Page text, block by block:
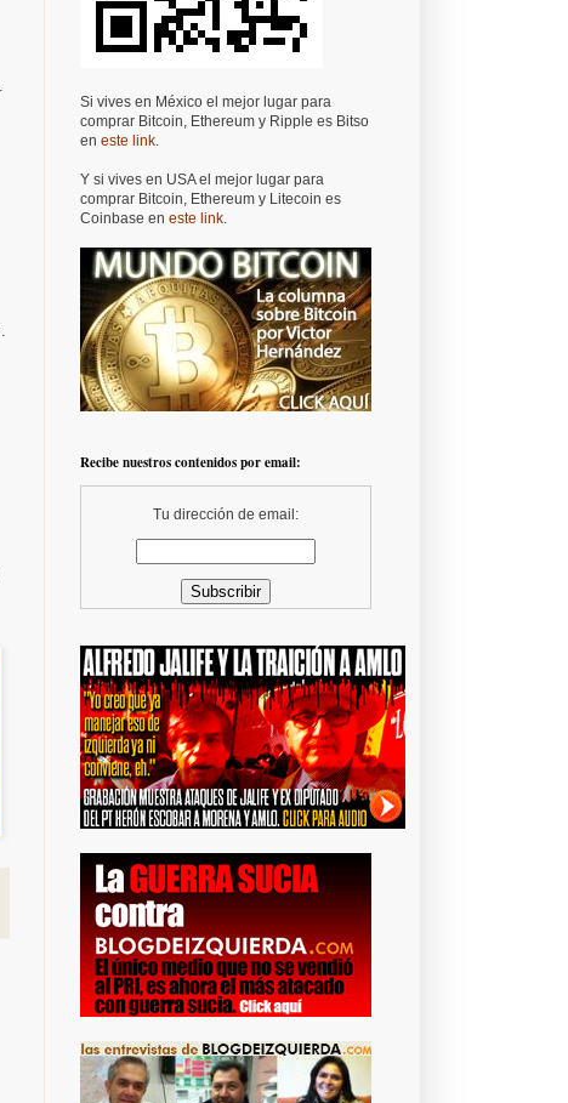
.
Si vives en México el mejor lugar para
comprar Bitcoin, Ethereum y Ripple es Bitso
en este link.
Y si vives en USA el mejor lugar para
comprar Bitcoin, Ethereum y Litecoin es
Coinbase en este link.
Recibe nuestros contenidos por email:
Tu dirección de email: